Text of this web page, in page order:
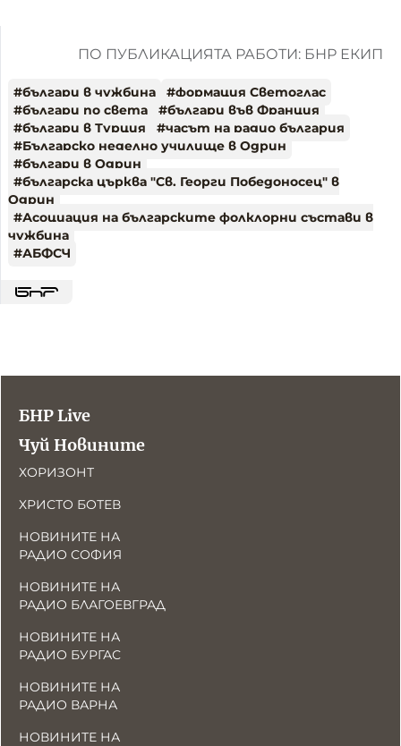
ПО ПУБЛИКАЦИЯТА РАБОТИ: БНР ЕКИП
#българи в чужбина #формация Светоглас
#българи по света #българи във Франция
#българи в Турция #часът на радио българия
#Българско неделно училище в Одрин
#българи в Одрин
#българска църква "Св. Георги Победоносец" в
Одрин
#Асоциация на българските фолклорни състави в
чужбина
#АБФСЧ
БНР Live
Чуй Новините
ХОРИЗОНТ
ХРИСТО БОТЕВ
НОВИНИТЕ НА
РАДИО СОФИЯ
НОВИНИТЕ НА
РАДИО БЛАГОЕВГРАД
НОВИНИТЕ НА
РАДИО БУРГАС
НОВИНИТЕ НА
РАДИО ВАРНА
НОВИНИТЕ НА